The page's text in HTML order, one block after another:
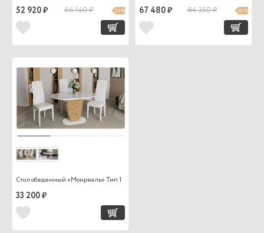
52 920 ₽ 66 140 ₽ 20 % 67 480 ₽ 84 350 ₽ 20 %
Стол обеденный «Монреаль» Тип 1
33 200 ₽